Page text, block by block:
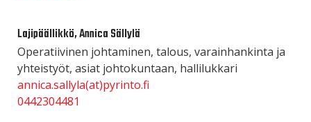
Lajipäällikkö, Annica Sällylä
Operatiivinen johtaminen, talous, varainhankinta ja
yhteistyöt, asiat johtokuntaan, hallilukkari
annica.sallyla(at)pyrinto.fi
0442304481